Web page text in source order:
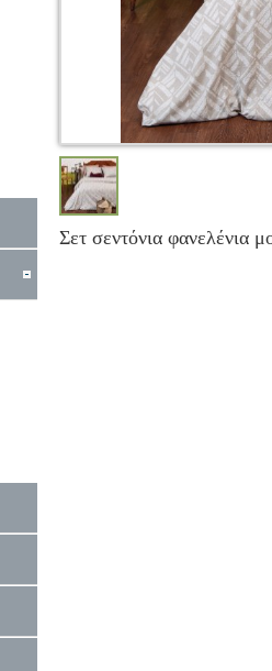
Σετ σεντόνια φανελένια